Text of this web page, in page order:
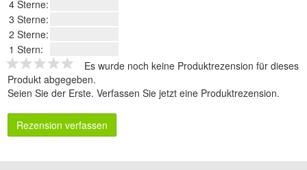
4 Sterne:
3 Sterne:
2 Sterne:
1 Stern:
Es wurde noch keine Produktrezension für dieses
Produkt abgegeben.
Seien Sie der Erste. Verfassen Sie jetzt eine Produktrezension.
Rezension verfassen